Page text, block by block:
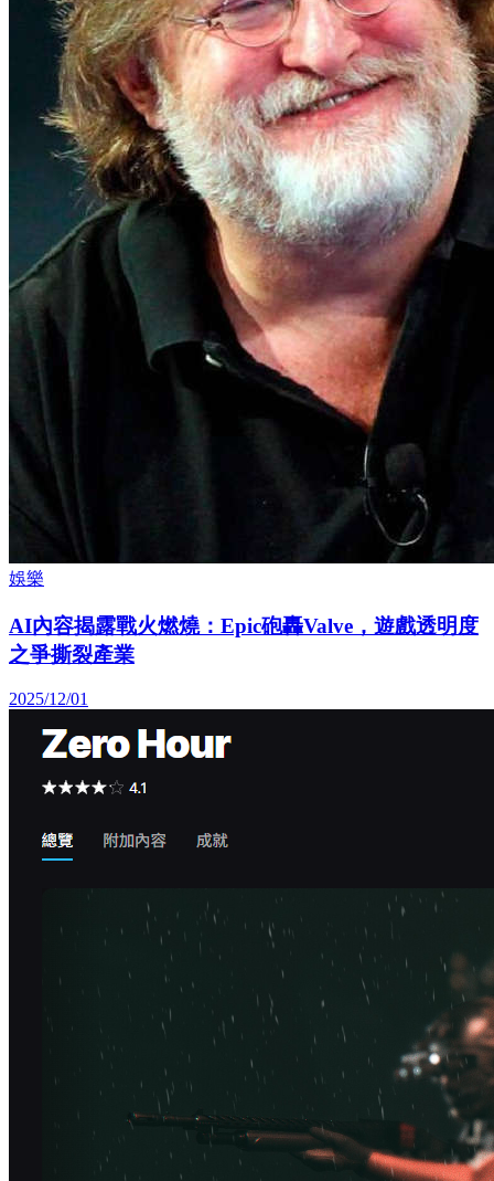
娛樂
AI內容揭露戰火燃燒：Epic砲轟Valve，遊戲透明度
之爭撕裂產業
2025/12/01